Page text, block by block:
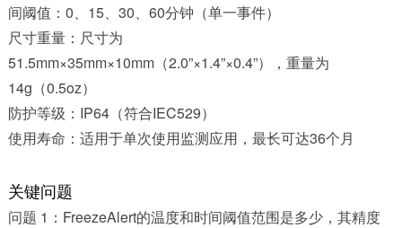
间阈值：0、15、30、60分钟（单一事件）
尺寸重量：尺寸为
51.5mm×35mm×10mm（2.0”×1.4”×0.4”），重量为
14g（0.5oz）
防护等级：IP64（符合IEC529）
使用寿命：适用于单次使用监测应用，最长可达36个月
关键问题
问题 1：FreezeAlert的温度和时间阈值范围是多少，其精度